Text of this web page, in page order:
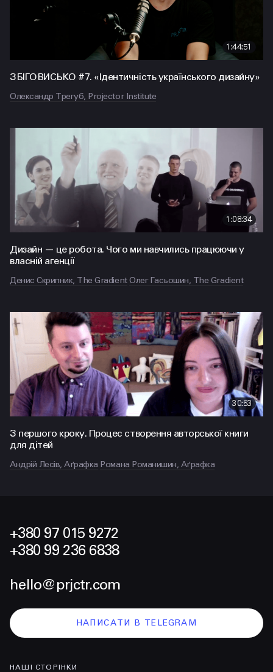
1:44:51
ЗБІГОВИСЬКО #7. «Ідентичність українського дизайну»
Олександр Трегуб, Projector Institute
1:08:34
Дизайн — це робота. Чого ми навчились працюючи у
власнiй агенції
Денис Скрипник, The Gradient Олег Гасьошин, The Gradient
30:53
З першого кроку. Процес створення авторської книги
для дітей
Андрій Лесів, Аґрафка Романа Романишин, Аґрафка
+380 97 015 9272
+380 99 236 6838
hello@prjctr.com
НАПИСАТИ В TELEGRAM
НАШІ СТОРІНКИ